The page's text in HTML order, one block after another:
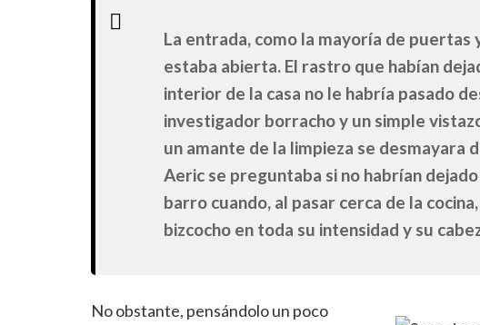
La entrada, como la mayoría de puertas
estaba abierta. El rastro que habían
interior de la casa no le habría pasado
investigador borracho y un simple
un amante de la limpieza se desmayara
Aeric se preguntaba si no habrían
barro cuando, al pasar cerca de la
bizcocho en toda su intensidad y su
No obstante, pensándolo un poco